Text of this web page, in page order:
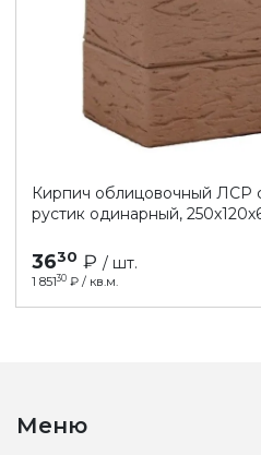
Кирпич облицовочный ЛСР
рустик одинарный,
3630 ₽ / шт.
1 85130 ₽ / кв.м.
Меню